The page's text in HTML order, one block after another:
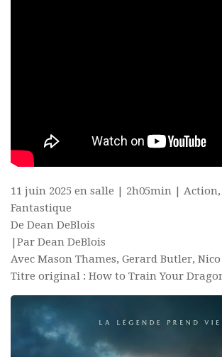
11 juin 2025 en salle | 2h05min |
Fantastique
De Dean DeBlois
|Par Dean DeBlois
Avec Mason Thames, Gerard Butler,
Titre original : How to Train Your